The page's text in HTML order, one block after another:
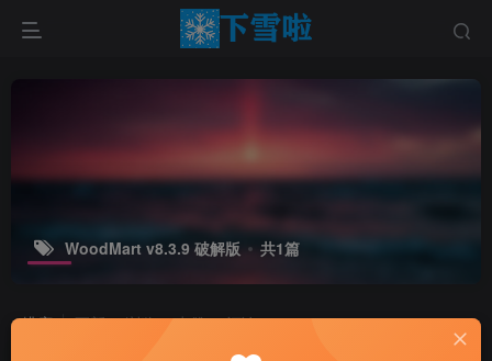
WoodMart v8.3.9 破解版 共1篇
排序 更新 浏览 点赞 评论